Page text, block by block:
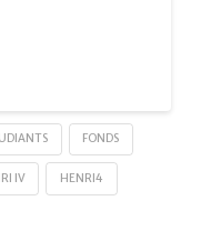
FONDS
IV HENRI4